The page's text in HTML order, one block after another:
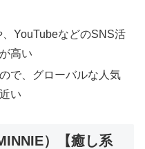
YouTubeなどのSNS活
高い
で、グローバルな人気
い
）【癒し系